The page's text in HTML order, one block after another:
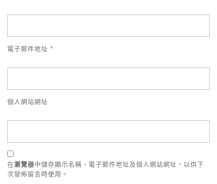
電子郵件地址 *
個人網站網址
在瀏覽器中儲存顯示名稱、電子郵件地址及個人網站網址，以供下
次發佈留言時使用。